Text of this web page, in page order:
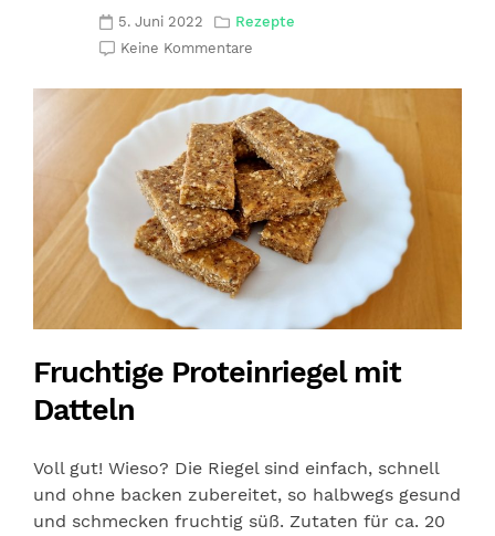
5. Juni 2022
Rezepte
Keine Kommentare
Fruchtige Proteinriegel mit
Datteln
Voll gut! Wieso? Die Riegel sind einfach, schnell
und ohne backen zubereitet, so halbwegs gesund
und schmecken fruchtig süß. Zutaten für ca. 20